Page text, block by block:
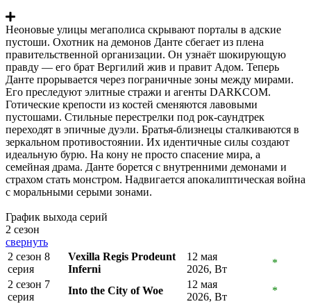
Неоновые улицы мегаполиса скрывают порталы в адские
пустоши. Охотник на демонов Данте сбегает из плена
правительственной организации. Он узнаёт шокирующую
правду — его брат Вергилий жив и правит Адом. Теперь
Данте прорывается через пограничные зоны между мирами.
Его преследуют элитные стражи и агенты DARKCOM.
Готические крепости из костей сменяются лавовыми
пустошами. Стильные перестрелки под рок-саундтрек
переходят в эпичные дуэли. Братья-близнецы сталкиваются в
зеркальном противостоянии. Их идентичные силы создают
идеальную бурю. На кону не просто спасение мира, а
семейная драма. Данте борется с внутренними демонами и
страхом стать монстром. Надвигается апокалиптическая война
с моральными серыми зонами.
График выхода серий
2 сезон
свернуть
2 сезон 8
серия
Vexilla Regis Prodeunt
Inferni
12 мая
2026, Вт
*
2 сезон 7
серия
Into the City of Woe
12 мая
2026, Вт
*